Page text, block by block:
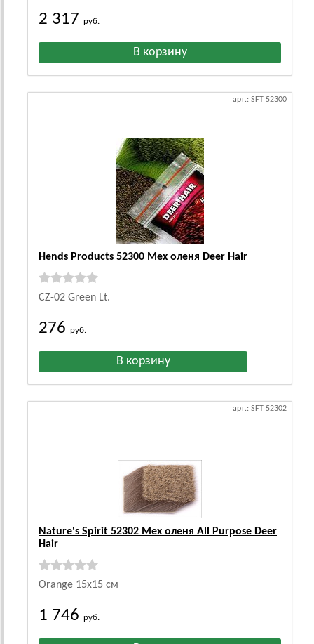
2 317 руб.
арт.: SFT 52300
Hends Products 52300 Мех оленя Deer Hair
CZ-02 Green Lt.
276 руб.
арт.: SFT 52302
Nature's Spirit 52302 Мех оленя All Purpose Deer
Hair
Orange 15х15 см
1 746 руб.